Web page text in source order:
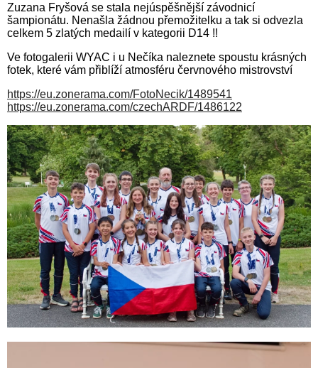
Zuzana Fryšová se stala nejúspěšnější závodnicí
šampionátu. Nenašla žádnou přemožitelku a tak si odvezla
celkem 5 zlatých medailí v kategorii D14 !!
Ve fotogalerii WYAC i u Nečíka naleznete spoustu krásných
fotek, které vám přiblíží atmosféru červnového mistrovství
https://eu.zonerama.com/FotoNecik/1489541
https://eu.zonerama.com/czechARDF/1486122